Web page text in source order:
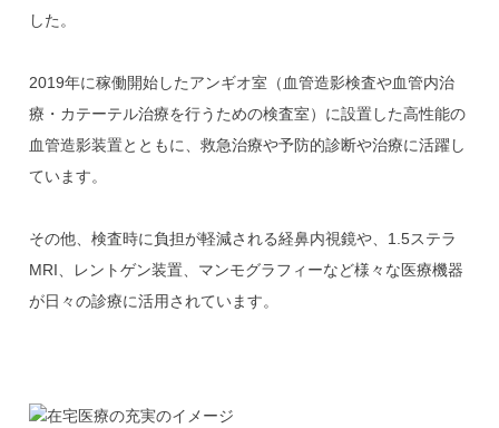
した。
2019年に稼働開始したアンギオ室（血管造影検査や血管内治
療・カテーテル治療を行うための検査室）に設置した高性能の
血管造影装置とともに、救急治療や予防的診断や治療に活躍し
ています。
その他、検査時に負担が軽減される経鼻内視鏡や、1.5ステラ
MRI、レントゲン装置、マンモグラフィーなど様々な医療機器
が日々の診療に活用されています。